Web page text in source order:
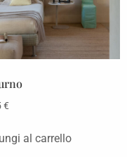
€
al carrello